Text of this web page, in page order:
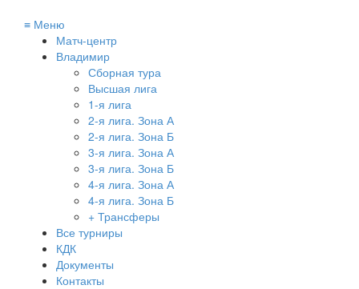
≡ Меню
Матч-центр
Владимир
Сборная тура
Высшая лига
1-я лига
2-я лига. Зона А
2-я лига. Зона Б
3-я лига. Зона А
3-я лига. Зона Б
4-я лига. Зона А
4-я лига. Зона Б
+ Трансферы
Все турниры
КДК
Документы
Контакты